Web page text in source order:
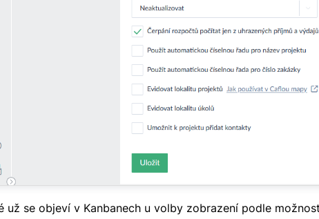
už se objeví v Kanbanech u volby zobrazení podle